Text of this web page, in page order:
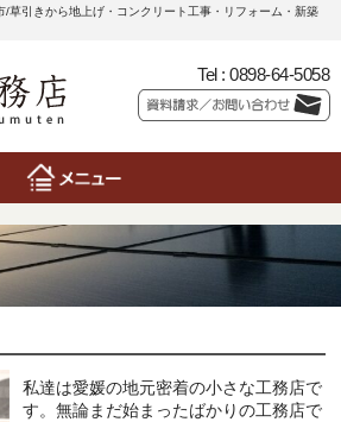
/草引きから地上げ・コンクリート工事・リフォーム・新築
Tel : 0898-64-5058
私達は愛媛の地元密着の小さな工務店で
す。無論まだ始まったばかりの工務店で